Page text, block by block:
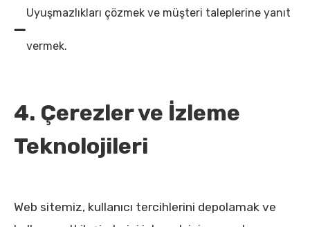
Uyuşmazlıkları çözmek ve müşteri taleplerine yanıt
vermek.
4. Çerezler ve İzleme
Teknolojileri
Web sitemiz, kullanıcı tercihlerini depolamak ve